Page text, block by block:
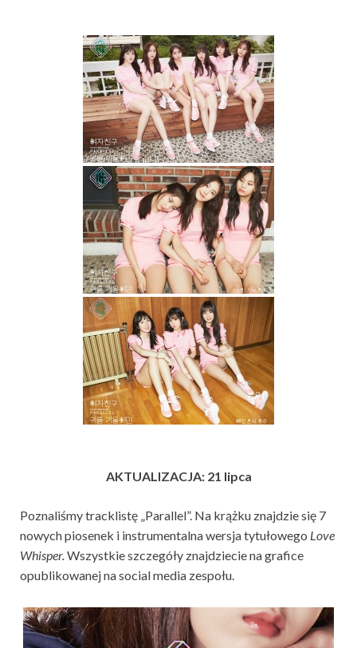
AKTUALIZACJA: 21 lipca
Poznaliśmy tracklistę „Parallel”. Na krążku znajdzie się 7
nowych piosenek i instrumentalna wersja tytułowego Love
Whisper.Wszystkie szczegóły znajdziecie na grafice
opublikowanej na social media zespołu.